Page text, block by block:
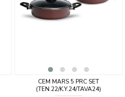
CEM MARS 5 PRC SET
(TEN.22/K.Y.24/TAVA24)